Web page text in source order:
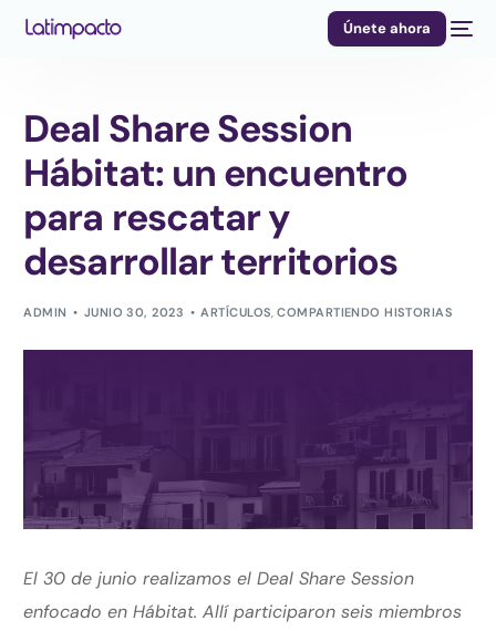
Únete ahora
Deal Share Session
Hábitat: un encuentro
para rescatar y
desarrollar territorios
ADMIN JUNIO 30, 2023 ARTÍCULOS,COMPARTIENDO HISTORIAS
El 30 de junio realizamos el Deal Share Session
enfocado en Hábitat. Allí participaron seis miembros